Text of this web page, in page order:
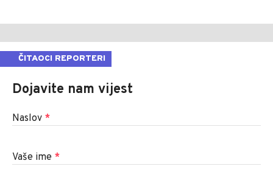
ČITAOCI REPORTERI
Dojavite nam vijest
Naslov *
Vaše ime *